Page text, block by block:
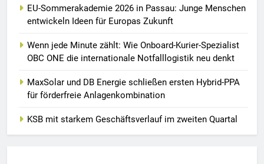
EU-Sommerakademie 2026 in Passau: Junge Menschen
entwickeln Ideen für Europas Zukunft
Wenn jede Minute zählt: Wie Onboard-Kurier-Spezialist
OBC ONE die internationale Notfalllogistik neu denkt
MaxSolar und DB Energie schließen ersten Hybrid-PPA
für förderfreie Anlagenkombination
KSB mit starkem Geschäftsverlauf im zweiten Quartal